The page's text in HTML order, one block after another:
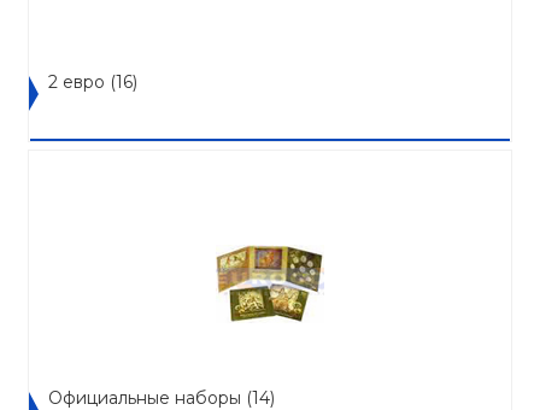
2 евро (16)
Официальные наборы (14)